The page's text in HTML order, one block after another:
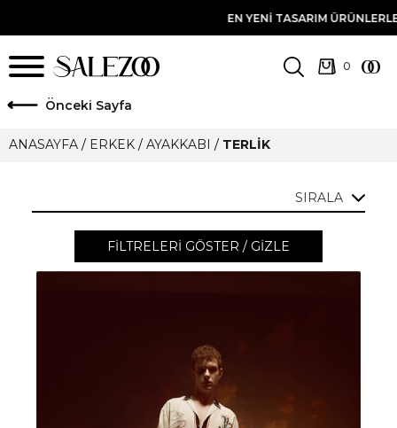
EN YENI TASARIM ÜRÜNLERLE TANIŞMA
önceki Sayfa
ANASAYFA / ERKEK / AYAKKABI / TERLIK
SIRALA
FILTRELERI GÖSTER / GIZLE